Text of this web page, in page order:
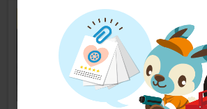
DUNLOP LE
フィット3 ハイブリッ
じゃらんさん
11